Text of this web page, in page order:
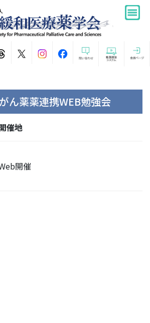
ん薬薬連携WEB勉強会
催地
開催